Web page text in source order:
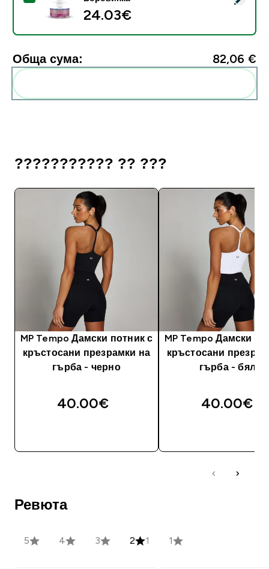
24.03€‎
Обща сума: 82,06 €‎
??????????? ?? ???
MP Tempo Дамски потник с
кръстосани презрамки на
гърба - черно
40.00€‎
MP Tempo Дамски
кръстосани
гърба - бяло
40.00€‎
Ревюта
5 4 3 2 1 1